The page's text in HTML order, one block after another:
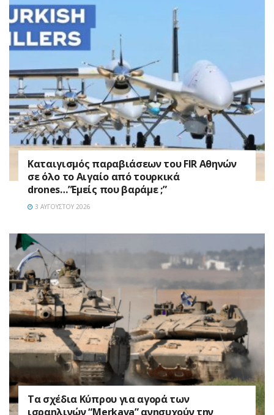
Καταιγισμός παραβιάσεων του FIR Αθηνών
σε όλο το Αιγαίο από τουρκικά
drones…”Εμείς που βαράμε ;”
3 ΑΥΓΟΎΣΤΟΥ 2026
Τα σχέδια Κύπρου για αγορά των
ισραηλινών “Merkava” ανησυχούν την